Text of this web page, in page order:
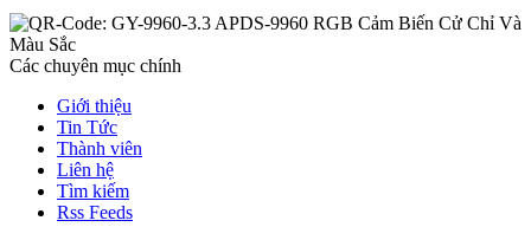
Các chuyên mục chính
Giới thiệu
Tin Tức
Thành viên
Liên hệ
Tìm kiếm
Rss Feeds